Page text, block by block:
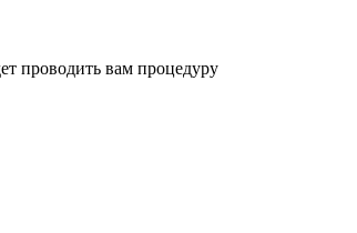
проводить вам процедуру